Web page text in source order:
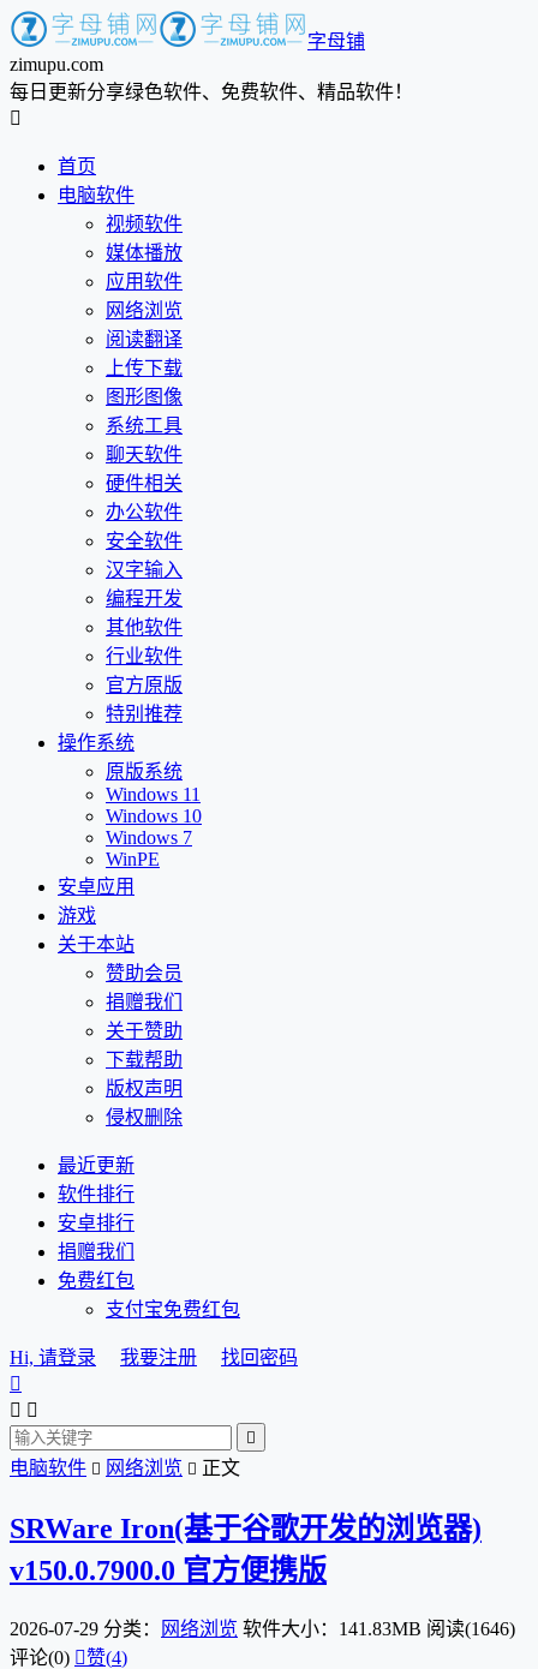
字母铺
zimupu.com
每日更新分享绿色软件、免费软件、精品软件！

首页
电脑软件
视频软件
媒体播放
应用软件
网络浏览
阅读翻译
上传下载
图形图像
系统工具
聊天软件
硬件相关
办公软件
安全软件
汉字输入
编程开发
其他软件
行业软件
官方原版
特别推荐
操作系统
原版系统
Windows 11
Windows 10
Windows 7
WinPE
安卓应用
游戏
关于本站
赞助会员
捐赠我们
关于赞助
下载帮助
版权声明
侵权删除
最近更新
软件排行
安卓排行
捐赠我们
免费红包
支付宝免费红包
Hi, 请登录 我要注册
找回密码

 

电脑软件  网络浏览  正文
SRWare Iron(基于谷歌开发的浏览器)
v150.0.7900.0 官方便携版
2026-07-29 分类： 网络浏览 软件大小：141.83MB 阅读(1646)
评论(0) 赞(4)